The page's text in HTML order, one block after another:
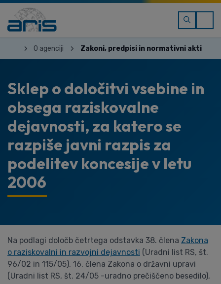
O agenciji Zakoni, predpisi in normativni akti
Sklep o določitvi vsebine in
obsega raziskovalne
dejavnosti, za katero se
razpiše javni razpis za
podelitev koncesije v letu
2006
Na podlagi določb četrtega odstavka 38. člena Zakona
o raziskovalni in razvojni dejavnosti (Uradni list RS, št.
96/02 in 115/05), 16. člena Zakona o državni upravi
(Uradni list RS, št. 24/05 -uradno prečiščeno besedilo),